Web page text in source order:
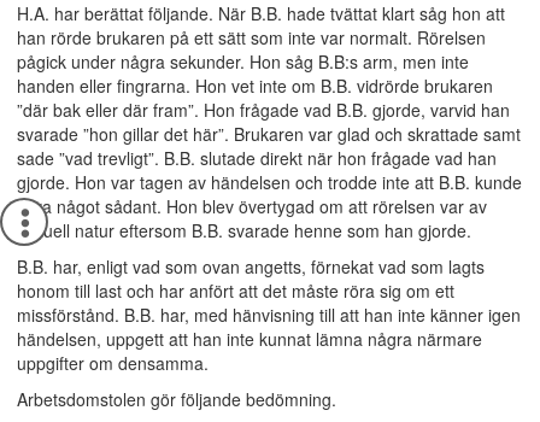
H.A. har berättat följande. När B.B. hade tvättat klart såg hon att
han rörde brukaren på ett sätt som inte var normalt. Rörelsen
pågick under några sekunder. Hon såg B.B:s arm, men inte
handen eller fingrarna. Hon vet inte om B.B. vidrörde brukaren
”där bak eller där fram”. Hon frågade vad B.B. gjorde, varvid han
svarade ”hon gillar det här”. Brukaren var glad och skrattade samt
sade ”vad trevligt”. B.B. slutade direkt när hon frågade vad han
gjorde. Hon var tagen av händelsen och trodde inte att B.B. kunde
göra något sådant. Hon blev övertygad om att rörelsen var av
sexuell natur eftersom B.B. svarade henne som han gjorde.
B.B. har, enligt vad som ovan angetts, förnekat vad som lagts
honom till last och har anfört att det måste röra sig om ett
missförstånd. B.B. har, med hänvisning till att han inte känner igen
händelsen, uppgett att han inte kunnat lämna några närmare
uppgifter om densamma.
Arbetsdomstolen gör följande bedömning.